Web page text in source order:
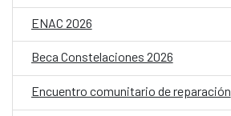
ENAC 2026
Beca Constelaciones 2026
Encuentro comunitario de reparación